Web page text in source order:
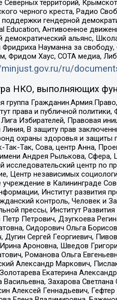
территорий,
черного креста, Радио
гендерной
Education, Антивоенное
демократический альянс,
Науманна за свободу,
Фридом Хаус, СОТА медиа,
ru/
НКО, выполняющих
группа
права и публичной
Избирателей, Правовая
В защиту прав
охраны здоровья и
Так-Так, Сова, центр Анна,
Андрея Рылькова, Сфера,
исследовательский центр по
Центр независимых
учреждение в Калининграде
Институт развития
контроль, Человек и
прессы, Институт
Петрович, Дзугкоева
Сидорович Ольга
Дугин Сергей Георгиевич,
Ароновна, Шведов
Романова Ольга
Александр Маркович,
Екатерина
Васильевна, Захарова
Алексей Геннадьевич,